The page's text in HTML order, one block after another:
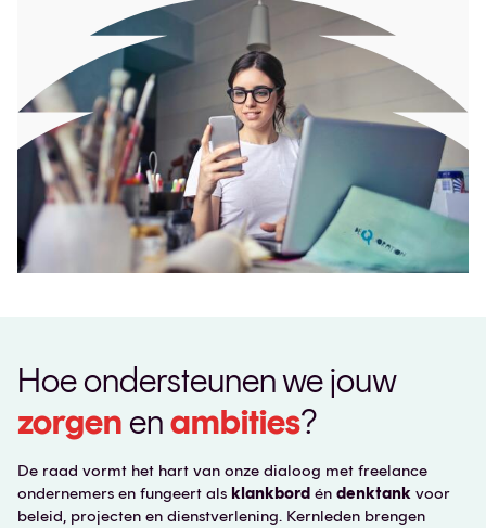
Hoe ondersteunen we jouw
zorgenenambities?
De raad vormt het hart van onze dialoog met freelance
ondernemers en fungeert als klankbord én denktank voor
beleid, projecten en dienstverlening. Kernleden brengen